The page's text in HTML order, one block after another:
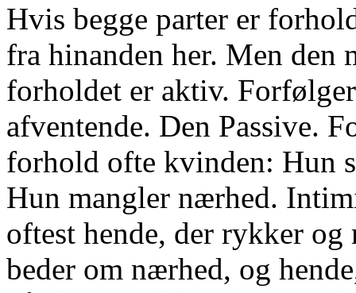
Hvis begge parter er
fra hinanden her. Men den
forholdet er aktiv.
afventende. Den Passive.
forhold ofte kvinden: Hun
Hun mangler nærhed.
oftest hende, der rykker og
beder om nærhed, og